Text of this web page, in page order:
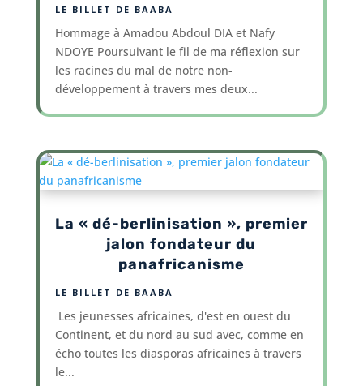
LE BILLET DE BAABA
Hommage à Amadou Abdoul DIA et Nafy
NDOYE Poursuivant le fil de ma réflexion sur
les racines du mal de notre non-
développement à travers mes deux...
La « dé-berlinisation », premier
jalon fondateur du
panafricanisme
LE BILLET DE BAABA
Les jeunesses africaines, d'est en ouest du
Continent, et du nord au sud avec, comme en
écho toutes les diasporas africaines à travers
le...